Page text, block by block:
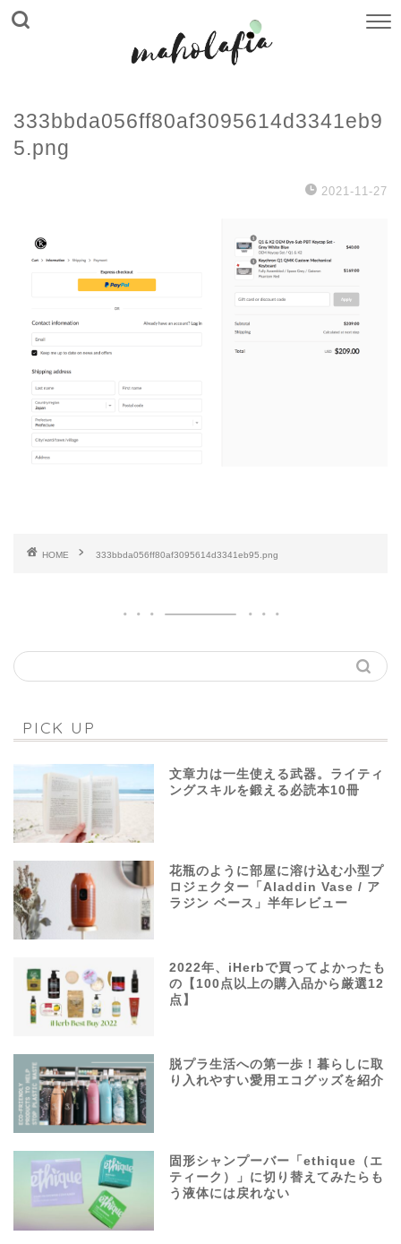
333bbda056ff80af3095614d3341eb9
5.png
2021-11-27
HOME 333bbda056ff80af3095614d3341eb95.png
PICK UP
文章力は一生使える武器。ライティ
ングスキルを鍛える必読本10冊
花瓶のように部屋に溶け込む小型プ
ロジェクター「Aladdin Vase / ア
ラジン ベース」半年レビュー
2022年、iHerbで買ってよかったも
の【100点以上の購入品から厳選12
点】
脱プラ生活への第一歩！暮らしに取
り入れやすい愛用エコグッズを紹介
固形シャンプーバー「ethique（エ
ティーク）」に切り替えてみたらも
う液体には戻れない